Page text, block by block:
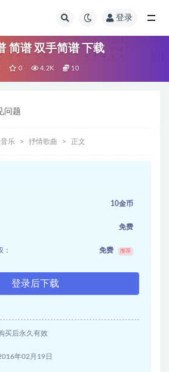
登录
简谱 双手简谱 下载
0 4.2K 10
问题
乐 抒情歌曲 正文
10金币
免费
免费 推荐
登录后下载
买后永久有效
年02月19日